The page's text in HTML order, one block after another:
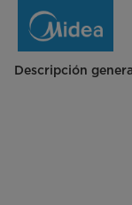
Microondas
Descripción